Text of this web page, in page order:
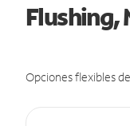
Flushing,
Opciones flexibles